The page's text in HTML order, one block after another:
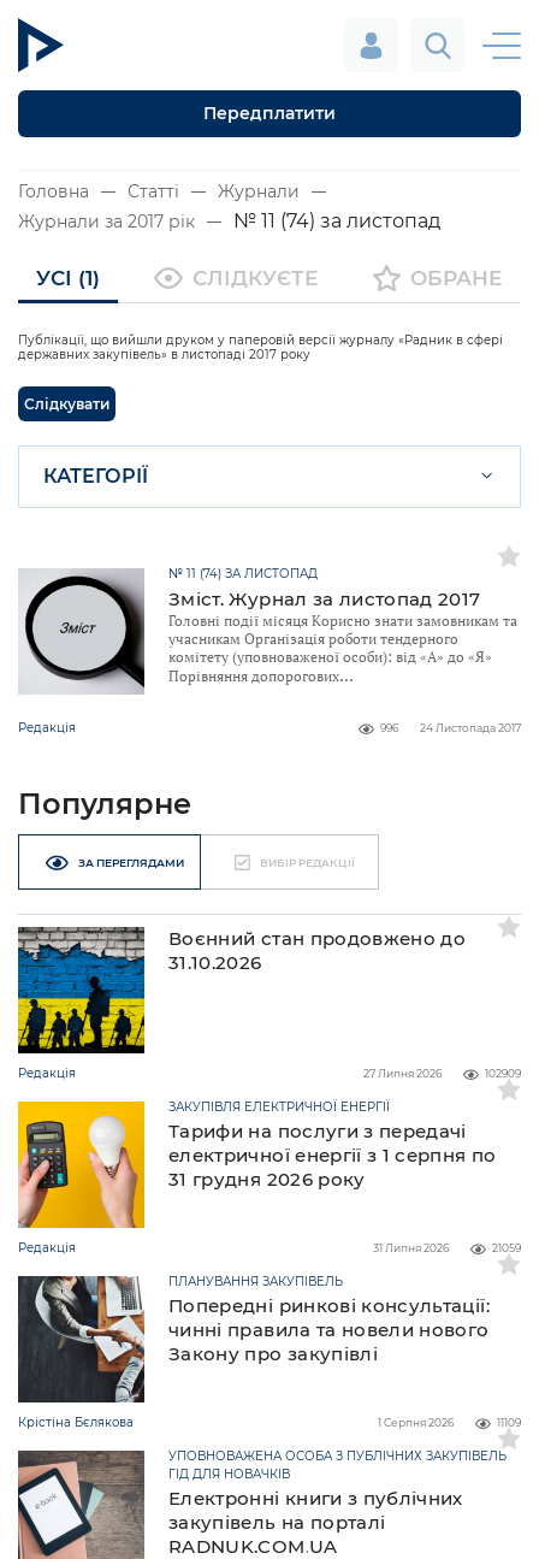
Передплатити
Головна Статті
Журнали
Журнали за 2017 рік
№ 11 (74) за листопад
УСІ (1) СЛІДКУЄТЕ ОБРАНЕ
КАТЕГОРІЇ
Зміст. Журнал за листопад 2017
№ 11 (74) ЗА ЛИСТОПАД
Головні події місяця Корисно знати замовникам та
учасникам Організація роботи тендерного
комітету (уповноваженої особи): від «А» до «Я»
Порівняння допорогових
Редакція 996 24 Листопада 2017
Публікації, що вийшли друком у паперовій версії журналу «Радник в сфері
державних закупівель» в листопаді 2017 року
Слідкувати
Популярне
ЗА ПЕРЕГЛЯДАМИ ВИБІР РЕДАКЦІЇ
Воєнний стан продовжено до
31.10.2026
Редакція 102909
27 Липня 2026
Тарифи на послуги з передачі
електричної енергії з 1 серпня по
31 грудня 2026 року
ЗАКУПІВЛЯ ЕЛЕКТРИЧНОЇ ЕНЕРГІЇ
Редакція 21059
31 Липня 2026
Попередні ринкові консультації:
чинні правила та новели нового
Закону про закупівлі
ПЛАНУВАННЯ ЗАКУПІВЕЛЬ
Крістіна Бєлякова 11109
1 Серпня 2026
Електронні книги з публічних
закупівель на порталі
RADNUK.COM.UA
УПОВНОВАЖЕНА ОСОБА З ПУБЛІЧНИХ ЗАКУПІВЕЛЬ
ГІД ДЛЯ НОВАЧКІВ